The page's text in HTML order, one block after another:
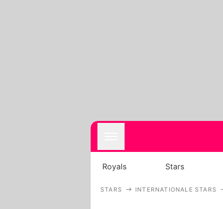
Royals Stars
STARS INTERNATIONALE STARS